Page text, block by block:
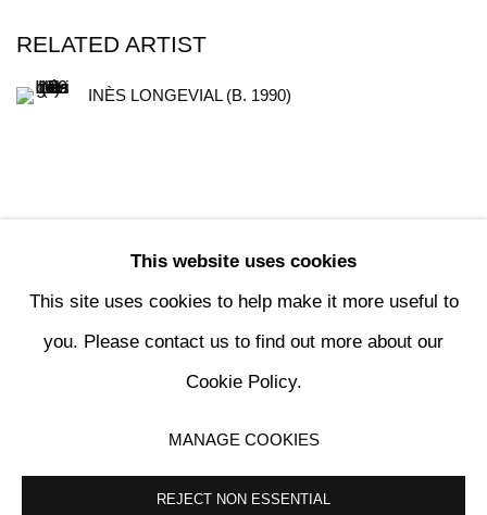
RELATED ARTIST
INÈS LONGEVIAL (B. 1990)
COPYRIGHT © 2024 KETABI BOURDET
This website uses cookies
This site uses cookies to help make it more useful to
you. Please contact us to find out more about our
Cookie Policy.
MANAGE COOKIES
REJECT NON ESSENTIAL